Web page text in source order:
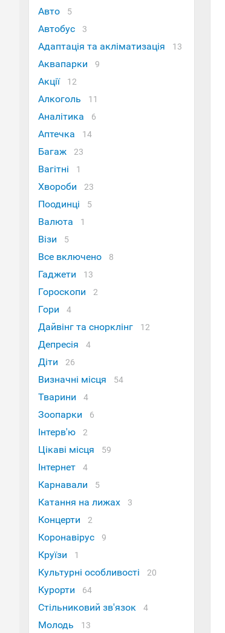
Авто 5
Автобус 3
Адаптація та акліматизація 13
Аквапарки 9
Акції 12
Алкоголь 11
Аналітика 6
Аптечка 14
Багаж 23
Вагітні 1
Хвороби 23
Поодинці 5
Валюта 1
Візи 5
Все включено 8
Гаджети 13
Гороскопи 2
Гори 4
Дайвінг та снорклінг 12
Депресія 4
Діти 26
Визначні місця 54
Тварини 4
Зоопарки 6
Інтерв'ю 2
Цікаві місця 59
Інтернет 4
Карнавали 5
Катання на лижах 3
Концерти 2
Коронавірус 9
Круїзи 1
Культурні особливості 20
Курорти 64
Стільниковий зв'язок 4
Молодь 13